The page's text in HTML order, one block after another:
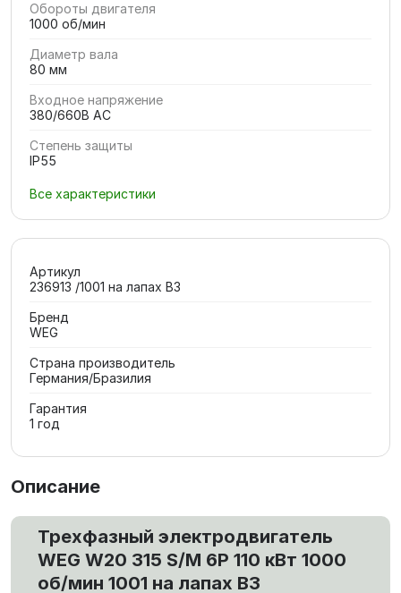
Обороты двигателя
1000 об/мин
Диаметр вала
80 мм
Входное напряжение
380/660В AC
Степень защиты
IP55
Все характеристики
Артикул
236913 /1001 на лапах В3
Бренд
WEG
Страна производитель
Германия/Бразилия
Гарантия
1 год
Описание
Трехфазный электродвигатель
WEG W20 315 S/M 6P 110 кВт 1000
об/мин 1001 на лапах В3